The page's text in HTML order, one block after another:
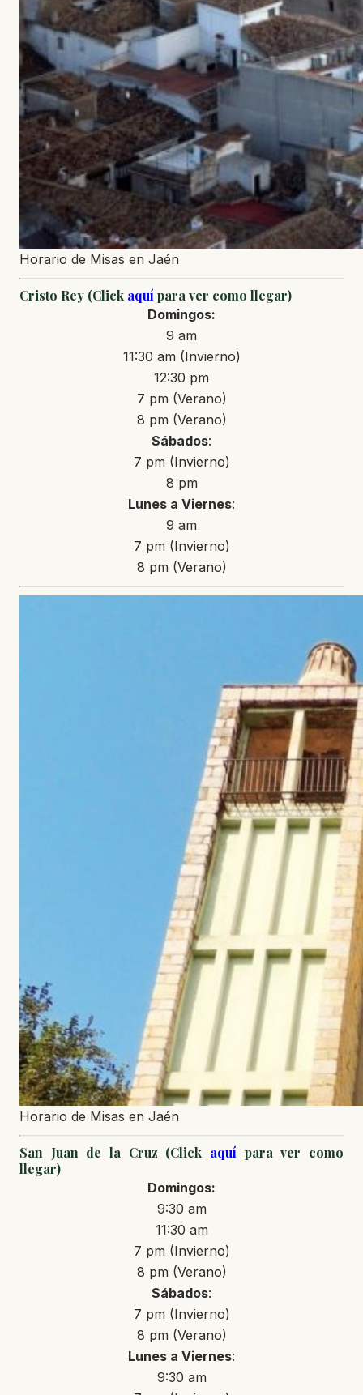
Horario de Misas en Jaén
Cristo Rey (Click aquí para ver como llegar)
Domingos:
9 am
11:30 am (Invierno)
12:30 pm
7 pm (Verano)
8 pm (Verano)
Sábados:
7 pm (Invierno)
8 pm
Lunes a Viernes:
9 am
7 pm (Invierno)
8 pm (Verano)
Horario de Misas en Jaén
San Juan de la Cruz (Click aquí para ver como
llegar)
Domingos:
9:30 am
11:30 am
7 pm (Invierno)
8 pm (Verano)
Sábados:
7 pm (Invierno)
8 pm (Verano)
Lunes a Viernes:
9:30 am